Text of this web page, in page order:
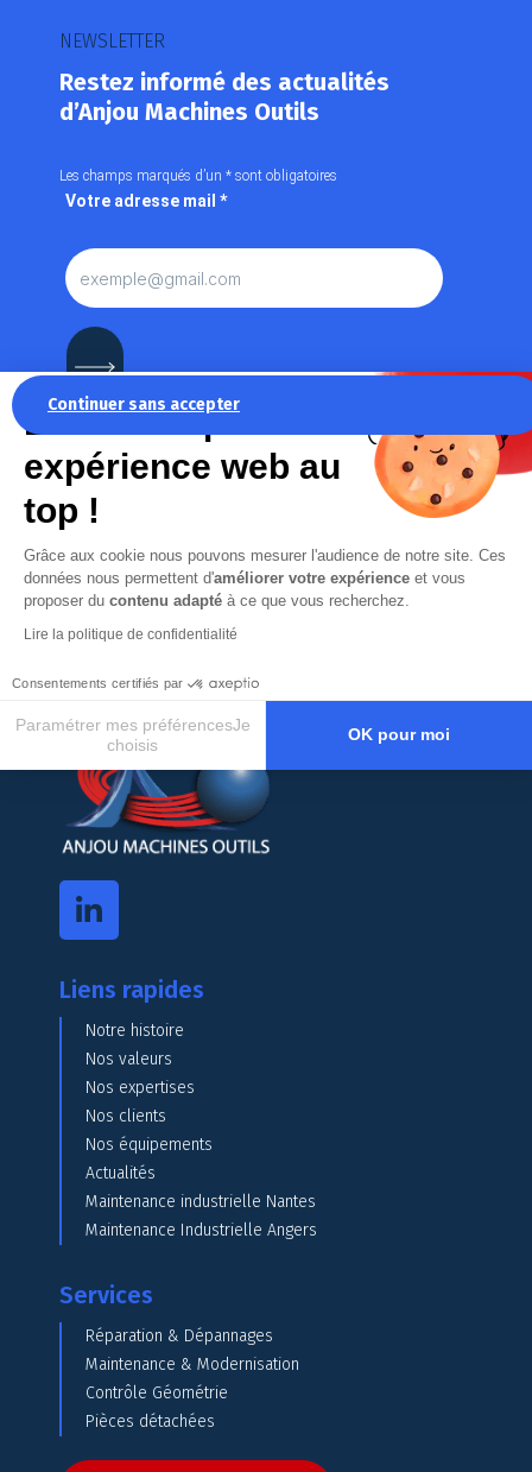
Continuer sans accepter
La recette pour une
expérience web au
top !
Grâce aux cookie nous pouvons mesurer l'audience de notre site. Ces
données nous permettent d'améliorer votre expérience et vous
proposer du contenu adapté à ce que vous recherchez.
Lire la politique de confidentialité
Consentements certifiés par
Paramétrer mes préférencesJe
choisis
OK pour moi
Axeptio consent
Plateforme de Gestion du Consentement : Personnalisez vos
Notre plateforme vous permet d'adapter et de gérer vos
NEWSLETTER
Restez informé des actualités
d’Anjou Machines Outils
Les champs marqués d’un * sont obligatoires
Votre adresse mail *
Politique de
Liens rapides
Notre histoire
Nos valeurs
Nos expertises
Nos clients
Nos équipements
Actualités
Maintenance industrielle Nantes
Maintenance Industrielle Angers
Services
Réparation & Dépannages
Maintenance & Modernisation
Contrôle Géométrie
Pièces détachées